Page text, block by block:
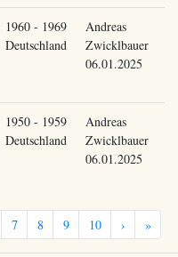
1960 - 1969
Deutschland
Andreas
Zwicklbauer
06.01.2025
1950 - 1959
Deutschland
Andreas
Zwicklbauer
06.01.2025
7 8 9 10 › »